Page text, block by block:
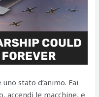
stato d’animo. Fai
accendi le macchine, e